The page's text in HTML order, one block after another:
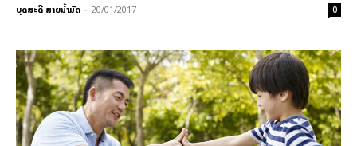
ບຸດສະດີ ສາຍນ້ຳມັດ - 20/01/2017 0